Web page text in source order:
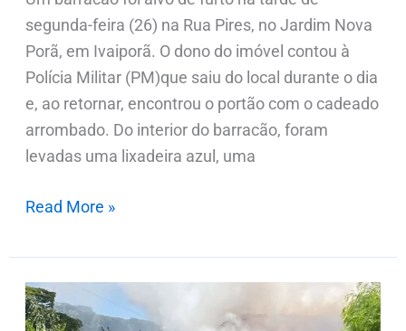
segunda-feira (26) na Rua Pires, no Jardim Nova
Porã, em Ivaiporã. O dono do imóvel contou à
Polícia Militar (PM)que saiu do local durante o dia
e, ao retornar, encontrou o portão com o cadeado
arrombado. Do interior do barracão, foram
levadas uma lixadeira azul, uma
Read More »
Incêndio
de